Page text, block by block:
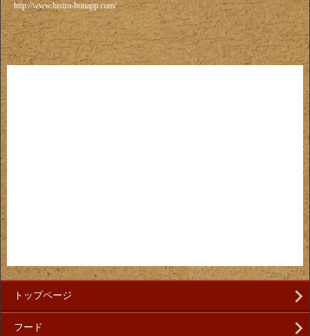
http://www.bistro-bonapp.com/
トップページ
フード